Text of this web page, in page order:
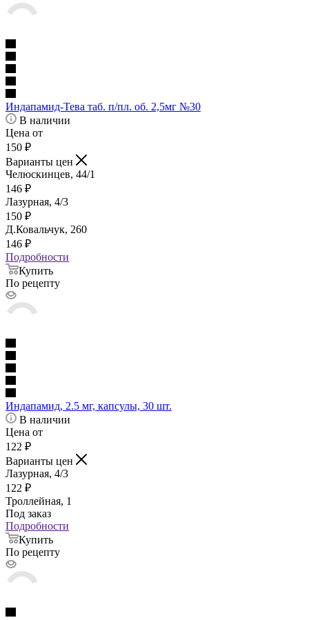
Индапамид-Тева таб. п/пл. об. 2,5мг №30
В наличии
Цена от
150 ₽
Варианты цен
Челюскинцев, 44/1
146 ₽
Лазурная, 4/3
150 ₽
Д.Ковальчук, 260
146 ₽
Подробности
Купить
По рецепту
Индапамид, 2.5 мг, капсулы, 30 шт.
В наличии
Цена от
122 ₽
Варианты цен
Лазурная, 4/3
122 ₽
Троллейная, 1
Под заказ
Подробности
Купить
По рецепту